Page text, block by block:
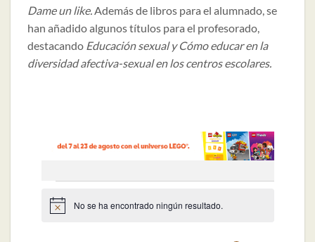
Dame un like.Además de libros para el alumnado, se
han añadido algunos títulos para el profesorado,
destacando Educación sexual y Cómo educar en la
diversidad afectiva-sexual en los centros escolares.
Aviso No se ha encontrado ningún resultado.